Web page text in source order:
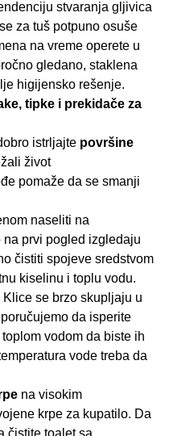
stvaranja gljivica
za tuš potpuno osuše
na vreme operete u
gledano, staklena
higijensko rešenje.
tipke i prekidače za
istrljajte površine
život
pomaže da se smanji
naseliti na
na prvi pogled izgledaju
čistiti spojeve sredstvom
kiselinu i toplu vodu.
Klice se brzo skupljaju u
da isperite
vodom da biste ih
vode treba da
na visokim
krpe za kupatilo. Da
čistite toalet sa